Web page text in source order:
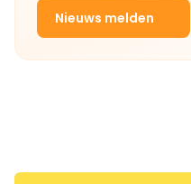
Nieuws melden